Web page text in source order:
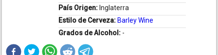
País Origen: Inglaterra
Estilo de Cerveza: Barley Wine
Grados de Alcohol: -